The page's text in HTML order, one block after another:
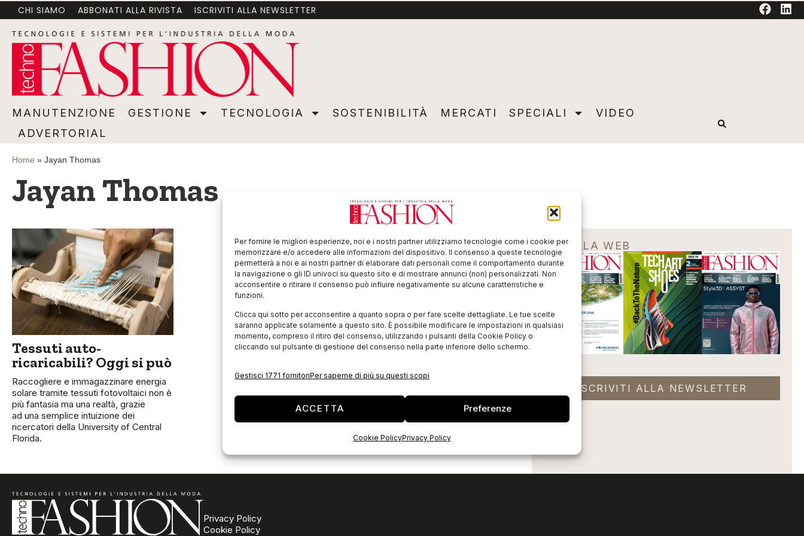
Per fornire le migliori esperienze, noi e i nostri partner utilizziamo tecnologie come i cookie per
memorizzare e/o accedere alle informazioni del dispositivo. Il consenso a queste tecnologie
permetterà a noi e ai nostri partner di elaborare dati personali come il comportamento durante
la navigazione o gli ID univoci su questo sito e di mostrare annunci (non) personalizzati. Non
acconsentire o ritirare il consenso può influire negativamente su alcune caratteristiche e
funzioni.
Clicca qui sotto per acconsentire a quanto sopra o per fare scelte dettagliate. Le tue scelte
saranno applicate solamente a questo sito. È possibile modificare le impostazioni in qualsiasi
momento, compreso il ritiro del consenso, utilizzando i pulsanti della Cookie Policy o
cliccando sul pulsante di gestione del consenso nella parte inferiore dello schermo.
Gestisci 1771 fornitoriPer saperne di più su questi scopi
ACCETTA Preferenze
Cookie PolicyPrivacy Policy
MANUTENZIONE GESTIONE TECNOLOGIA SOSTENIBILITÀ MERCATI SPECIALI VIDEO ADVERTORIAL
CHI SIAMO ABBONATI ALLA RIVISTA ISCRIVITI ALLA NEWSLETTER
MANUTENZIONE GESTIONE TECNOLOGIA SOSTENIBILITÀ MERCATI SPECIALI
VIDEO
ADVERTORIAL
Home » Jayan Thomas
Jayan Thomas
Tessuti auto-
ricaricabili? Oggi si può
Raccogliere e immagazzinare energia
solare tramite tessuti fotovoltaici non è
più fantasia ma una realtà, grazie
ad una semplice intuizione dei
ricercatori della University of Central
Florida.
EDICOLA WEB
ISCRIVITI ALLA NEWSLETTER
Privacy Policy
Cookie Policy